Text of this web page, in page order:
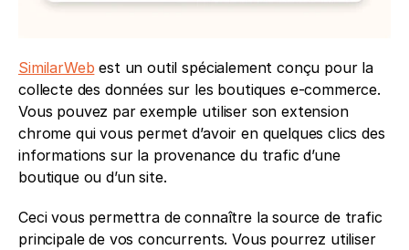
SimilarWeb est un outil spécialement conçu pour la
collecte des données sur les boutiques e-commerce.
Vous pouvez par exemple utiliser son extension
chrome qui vous permet d’avoir en quelques clics des
informations sur la provenance du trafic d’une
boutique ou d’un site.
Ceci vous permettra de connaître la source de trafic
principale de vos concurrents. Vous pourrez utiliser